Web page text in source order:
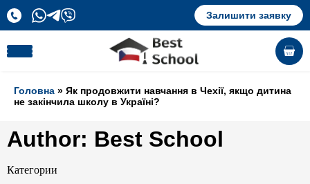
Залишити заявку
Головна » Як продовжити навчання в Чехії, якщо дитина
не закінчила школу в Україні?
Author: Best School
Категории